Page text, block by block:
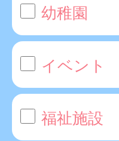
幼稚園
イベント
福祉施設